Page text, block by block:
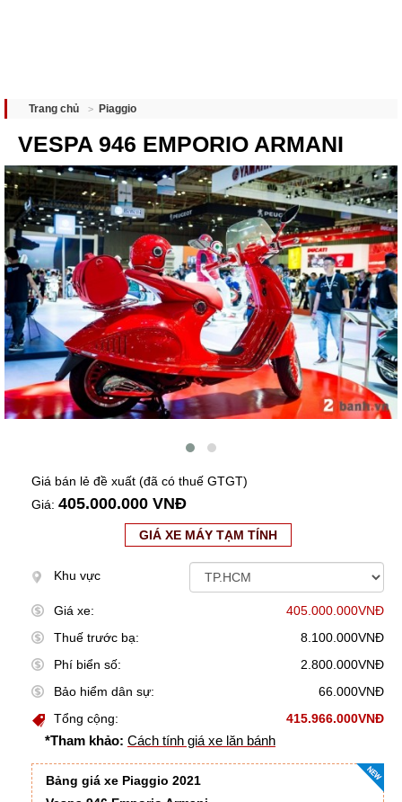
Trang chủ Piaggio
VESPA 946 EMPORIO ARMANI
Giá bán lẻ đề xuất (đã có thuế GTGT)
Giá: 405.000.000 VNĐ
GIÁ XE MÁY TẠM TÍNH
Khu vực
Giá xe:
405.000.000VNĐ
Thuế trước bạ:
8.100.000VNĐ
Phí biển số:
2.800.000VNĐ
Bảo hiểm dân sự:
66.000VNĐ
Tổng cộng:
415.966.000VNĐ
*Tham khảo: Cách tính giá xe lăn bánh
Bảng giá xe Piaggio 2021